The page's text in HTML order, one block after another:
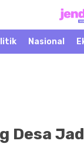
Nasional
Desa